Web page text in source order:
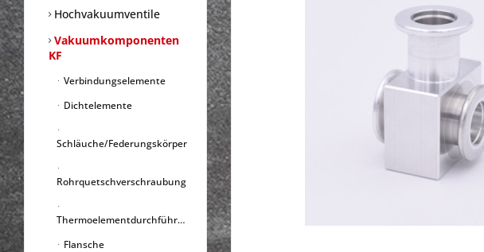
Hochvakuumventile
Vakuumkomponenten
KF
Verbindungselemente
Dichtelemente
Schläuche/Federungskörper
Rohrquetschverschraubung
Thermoelementdurchführungen
Flansche